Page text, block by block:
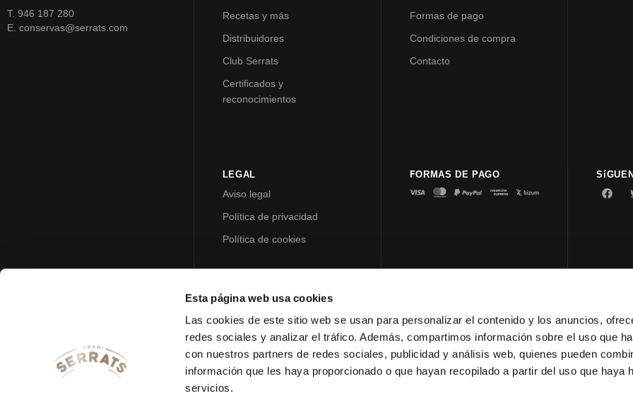
Esta página web usa cookies
Las cookies de este sitio web se usan para personalizar el contenido y los anuncios,
redes sociales y analizar el tráfico. Además, compartimos información sobre el uso que
con nuestros partners de redes sociales, publicidad y análisis web, quienes pueden
información que les haya proporcionado o que hayan recopilado a partir del uso que haya
servicios.
T. 946 187 280
E. conservas@serrats.com
Recetas y más
Distribuidores
Club Serrats
Certificados y
reconocimientos
Formas de pago
Condiciones de compra
Contacto
LEGAL
Aviso legal
Política de privacidad
Política de cookies
FORMAS DE PAGO
© 2023